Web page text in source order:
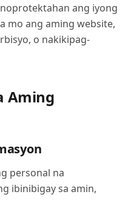
ang iyong
mo ang aming website,
o nakikipag-
Aming
personal na
ibinibigay sa amin,